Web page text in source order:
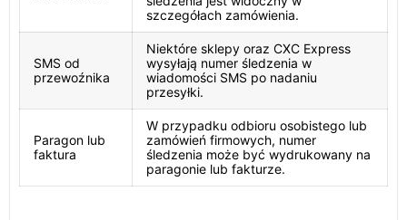
szczegółach zamówienia.
SMS od
przewoźnika
Niektóre sklepy oraz CXC Express
wysyłają numer śledzenia w
wiadomości SMS po nadaniu
przesyłki.
Paragon lub
faktura
W przypadku odbioru osobistego lub
zamówień firmowych, numer
śledzenia może być wydrukowany na
paragonie lub fakturze.